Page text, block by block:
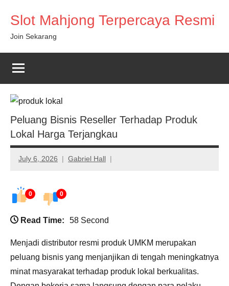
content
Slot Mahjong Terpercaya Resmi
Join Sekarang
Peluang Bisnis Reseller Terhadap Produk
Lokal Harga Terjangkau
July 6, 2026 Gabriel Hall
0 0
Read Time: 58 Second
Menjadi distributor resmi produk UMKM merupakan
peluang bisnis yang menjanjikan di tengah meningkatnya
minat masyarakat terhadap produk lokal berkualitas.